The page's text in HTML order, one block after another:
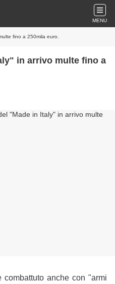
MENU
fino a 250mila euro.
in arrivo multe fino a
combattuto anche con "armi